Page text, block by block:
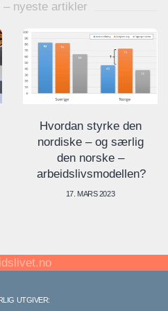
– nyeste artikler
Hvordan styrke den
nordiske – og særlig
den norske –
arbeidslivsmodellen?
17. MARS 2023
UTGIVER: